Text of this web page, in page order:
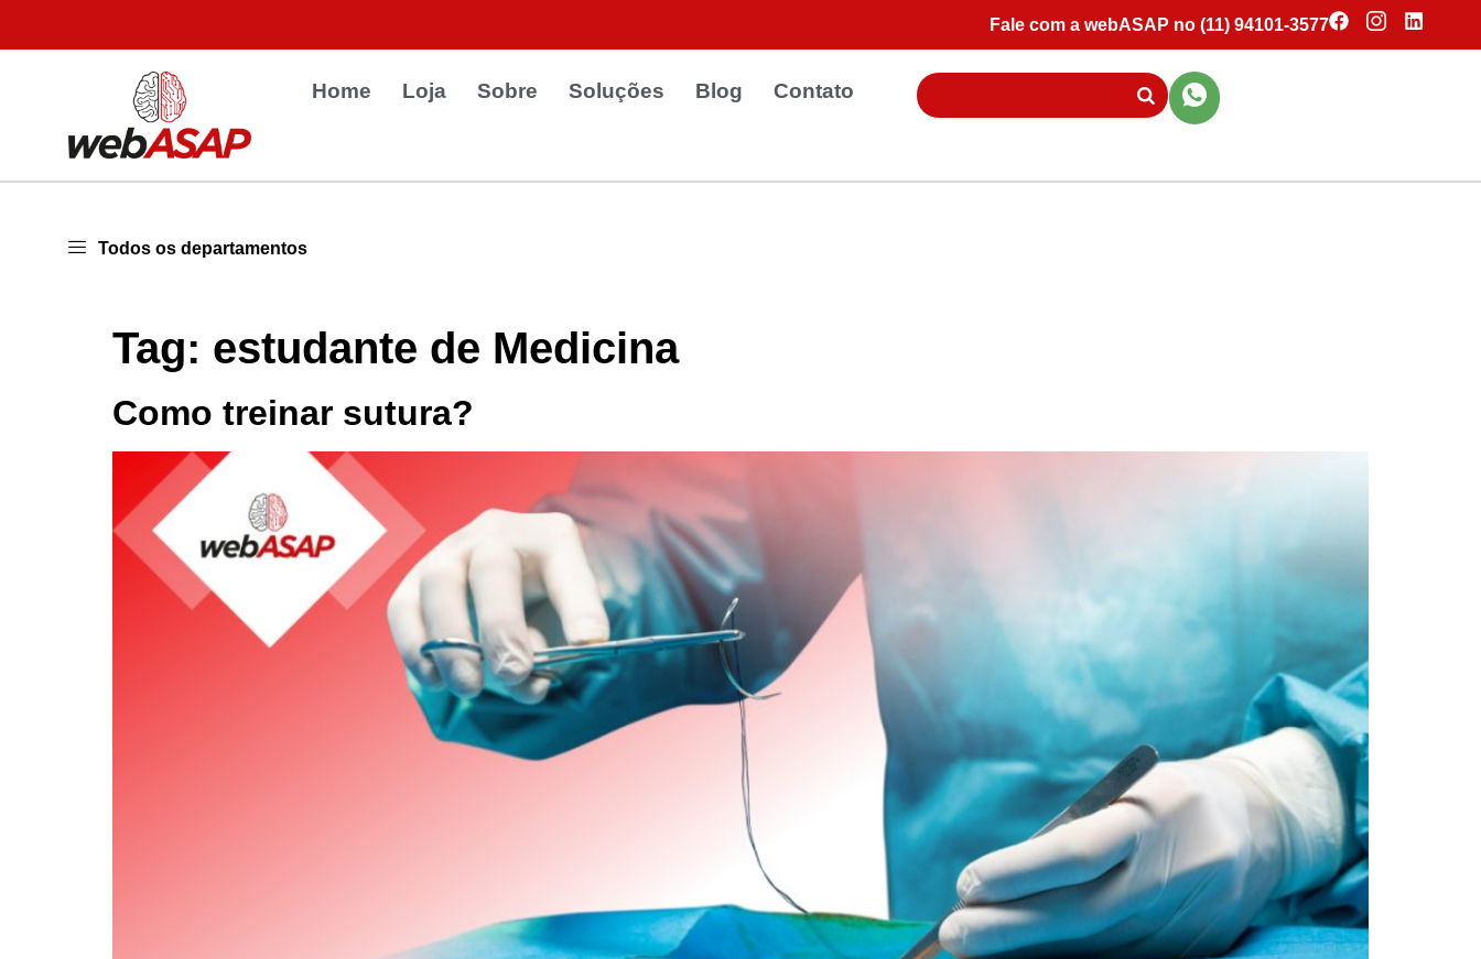
Fale com a webASAP no (11) 94101-3577
Home Loja Sobre Soluções Blog Contato
Todos os departamentos
Tag: estudante de Medicina
Como treinar sutura?